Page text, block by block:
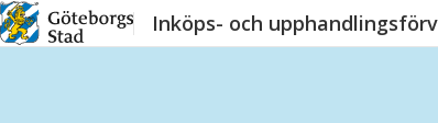
Hoppa
till
Inköps- och